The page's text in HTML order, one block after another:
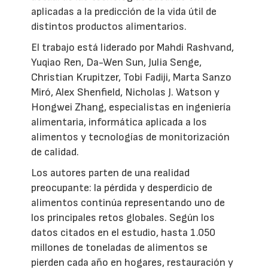
aplicadas a la predicción de la vida útil de
distintos productos alimentarios.
El trabajo está liderado por Mahdi Rashvand,
Yuqiao Ren, Da-Wen Sun, Julia Senge,
Christian Krupitzer, Tobi Fadiji, Marta Sanzo
Miró, Alex Shenfield, Nicholas J. Watson y
Hongwei Zhang, especialistas en ingeniería
alimentaria, informática aplicada a los
alimentos y tecnologías de monitorización
de calidad.
Los autores parten de una realidad
preocupante: la pérdida y desperdicio de
alimentos continúa representando uno de
los principales retos globales. Según los
datos citados en el estudio, hasta 1.050
millones de toneladas de alimentos se
pierden cada año en hogares, restauración y